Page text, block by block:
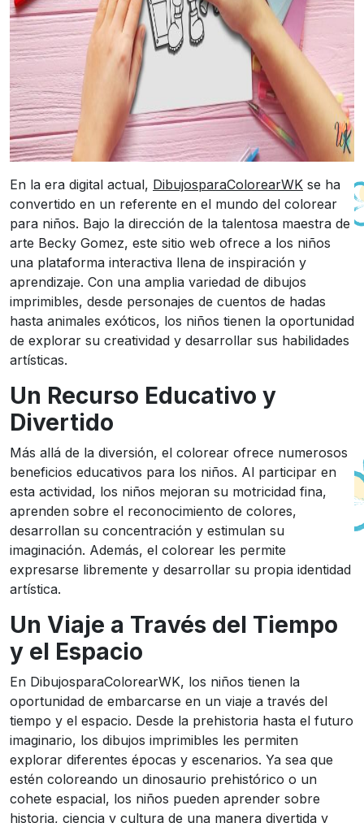
En la era digital actual, DibujosparaColorearWK se ha
convertido en un referente en el mundo del colorear
para niños. Bajo la dirección de la talentosa maestra de
arte Becky Gomez, este sitio web ofrece a los niños
una plataforma interactiva llena de inspiración y
aprendizaje. Con una amplia variedad de dibujos
imprimibles, desde personajes de cuentos de hadas
hasta animales exóticos, los niños tienen la oportunidad
de explorar su creatividad y desarrollar sus habilidades
artísticas.
Un Recurso Educativo y
Divertido
Más allá de la diversión, el colorear ofrece numerosos
beneficios educativos para los niños. Al participar en
esta actividad, los niños mejoran su motricidad fina,
aprenden sobre el reconocimiento de colores,
desarrollan su concentración y estimulan su
imaginación. Además, el colorear les permite
expresarse libremente y desarrollar su propia identidad
artística.
Un Viaje a Través del Tiempo
y el Espacio
En DibujosparaColorearWK, los niños tienen la
oportunidad de embarcarse en un viaje a través del
tiempo y el espacio. Desde la prehistoria hasta el futuro
imaginario, los dibujos imprimibles les permiten
explorar diferentes épocas y escenarios. Ya sea que
estén coloreando un dinosaurio prehistórico o un
cohete espacial, los niños pueden aprender sobre
historia, ciencia y cultura de una manera divertida y